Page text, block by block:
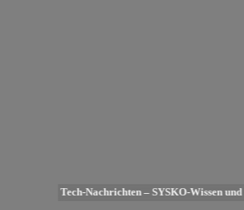
Tech-Nachrichten – SYSKO-Wissen